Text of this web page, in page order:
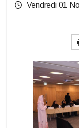
Vendredi 01